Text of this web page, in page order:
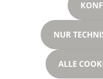
NUR
ALLE